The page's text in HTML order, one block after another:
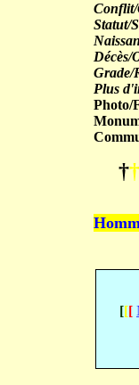
Statut/
Décès/
Grade/
Plus
Photo/
††
[[[